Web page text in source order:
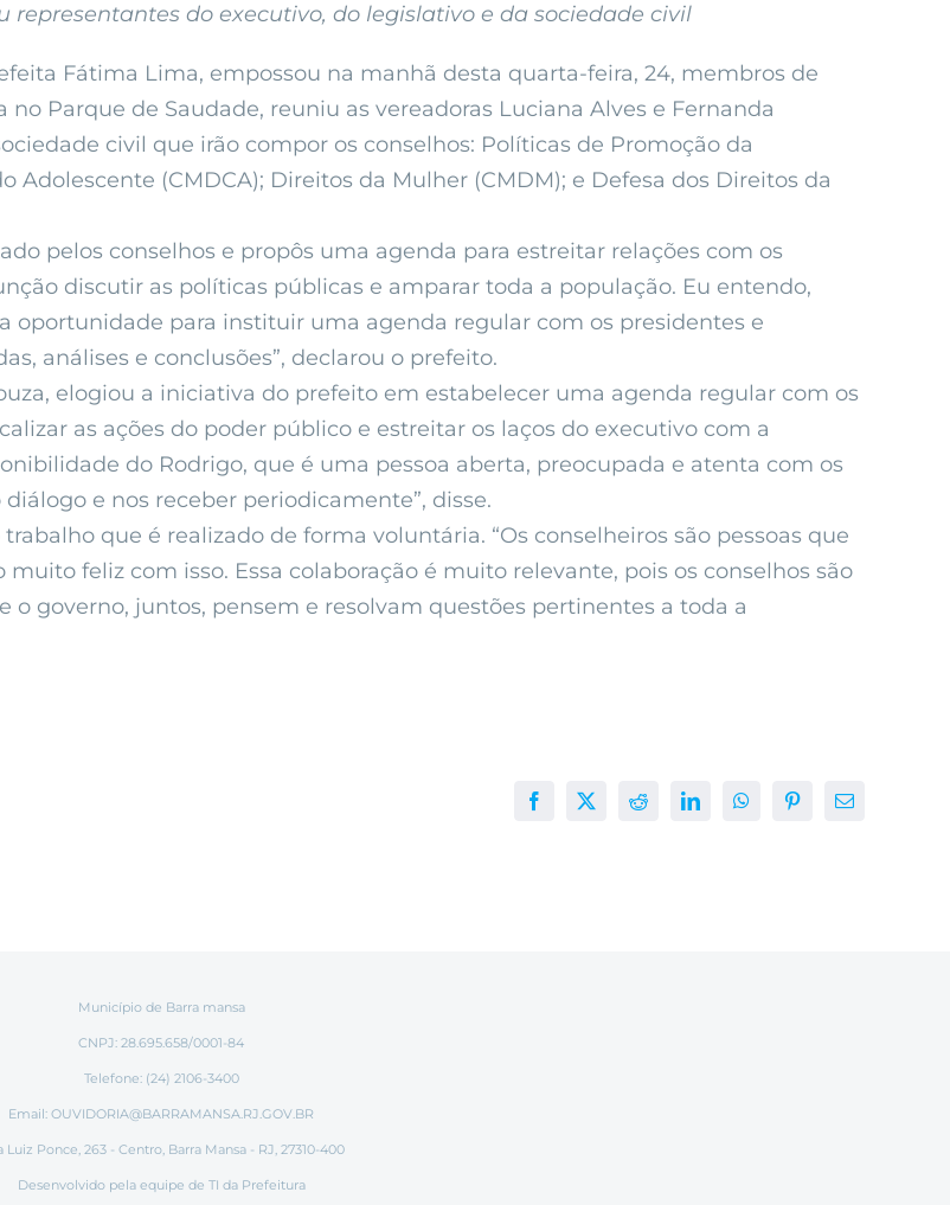
do executivo, do legislativo e da sociedade civil
Fátima Lima, empossou na manhã desta quarta-feira, 24, membros de
Parque de Saudade, reuniu as vereadoras Luciana Alves e Fernanda
civil que irão compor os conselhos: Políticas de Promoção da
Adolescente (CMDCA); Direitos da Mulher (CMDM); e Defesa dos Direitos da
pelos conselhos e propôs uma agenda para estreitar relações com os
discutir as políticas públicas e amparar toda a população. Eu entendo,
oportunidade para instituir uma agenda regular com os presidentes e
análises e conclusões”, declarou o prefeito.
elogiou a iniciativa do prefeito em estabelecer uma agenda regular com os
as ações do poder público e estreitar os laços do executivo com a
do Rodrigo, que é uma pessoa aberta, preocupada e atenta com os
e nos receber periodicamente”, disse.
que é realizado de forma voluntária. “Os conselheiros são pessoas que
feliz com isso. Essa colaboração é muito relevante, pois os conselhos são
governo, juntos, pensem e resolvam questões pertinentes a toda a
Facebook
X RedditLinkedInWhatsAppPinterest
E-
Município de Barra mansa
CNPJ: 28.695.658/0001-84
Telefone: (24) 2106-3400
Email:OUVIDORIA@BARRAMANSA.RJ.GOV.BR
Luiz Ponce, 263 - Centro, Barra Mansa - RJ, 27310-400
Desenvolvido pela equipe de TI da Prefeitura